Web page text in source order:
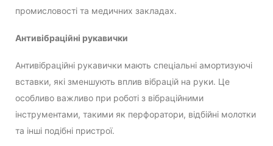
промисловості та медичних закладах.
Антивібраційні рукавички
Антивібраційні рукавички мають спеціальні амортизуючі
вставки, які зменшують вплив вібрацій на руки. Це
особливо важливо при роботі з вібраційними
інструментами, такими як перфоратори, відбійні молотки
та інші подібні пристрої.